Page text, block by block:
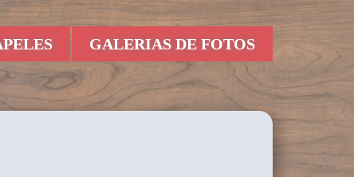
GALERIAS DE FOTOS